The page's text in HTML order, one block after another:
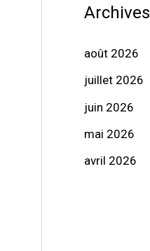
Archives
août 2026
juillet 2026
juin 2026
mai 2026
avril 2026